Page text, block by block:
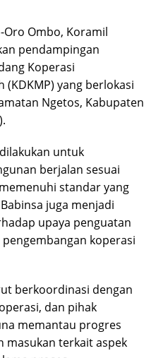
Oro Ombo, Koramil
pendampingan
Koperasi
yang berlokasi
Ngetos, Kabupaten
untuk
berjalan sesuai
standar yang
juga menjadi
upaya penguatan
koperasi
berkoordinasi dengan
dan pihak
memantau progres
masukan terkait aspek